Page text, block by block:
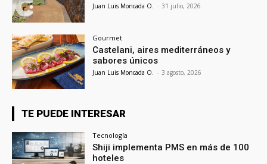
Juan Luis Moncada O. - 31 julio, 2026
Gourmet
Castelani, aires mediterráneos y
sabores únicos
Juan Luis Moncada O. - 3 agosto, 2026
TE PUEDE INTERESAR
Tecnología
Shiji implementa PMS en más de 100
hoteles